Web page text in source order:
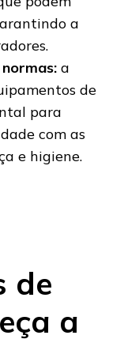
a
a
de
para
com as
e higiene.
de
a